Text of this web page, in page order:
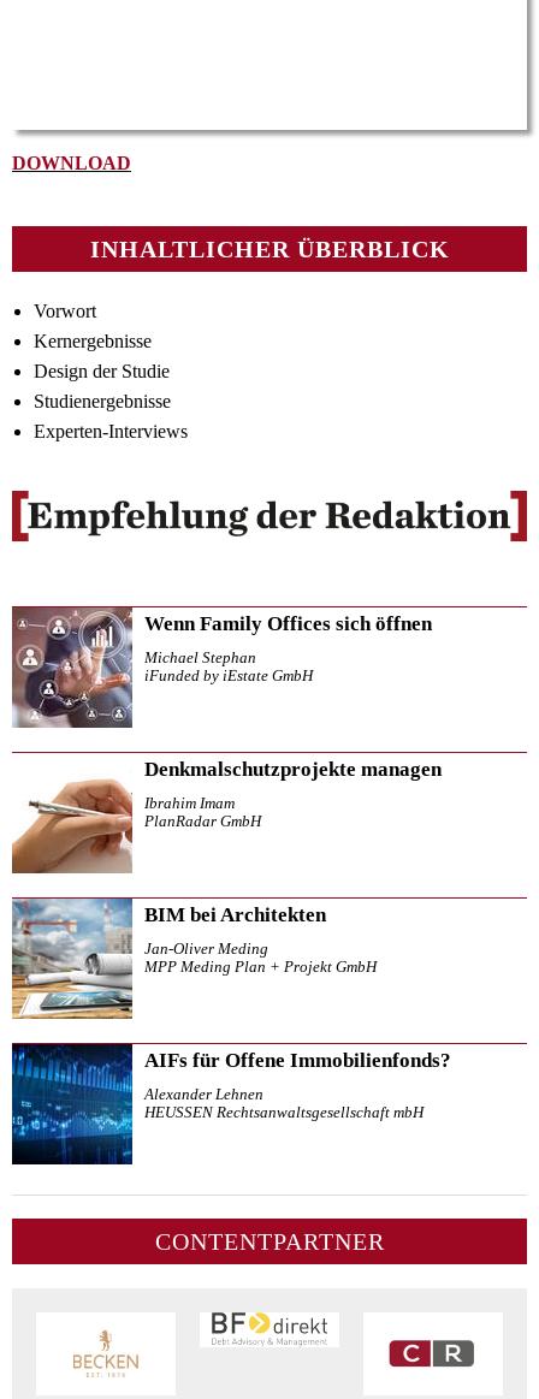
DOWNLOAD
INHALTLICHER ÜBERBLICK
Vorwort
Kernergebnisse
Design der Studie
Studienergebnisse
Experten-Interviews
Wenn Family Offices sich öffnen
Michael Stephan
iFunded by iEstate GmbH
Denkmalschutzprojekte managen
Ibrahim Imam
PlanRadar GmbH
BIM bei Architekten
Jan-Oliver Meding
MPP Meding Plan + Projekt GmbH
AIFs für Offene Immobilienfonds?
Alexander Lehnen
HEUSSEN Rechtsanwaltsgesellschaft mbH
CONTENTPARTNER